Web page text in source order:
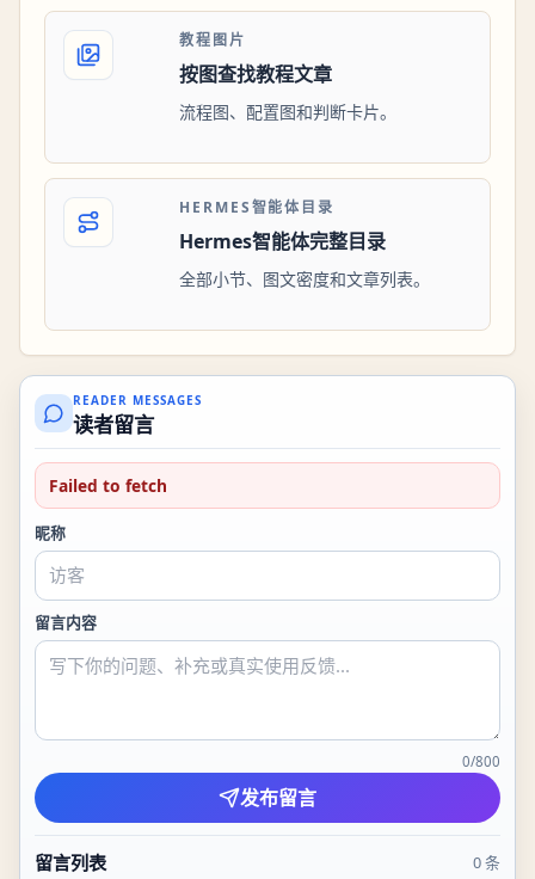
教程图片
按图查找教程文章
流程图、配置图和判断卡片。
HERMES智能体目录
Hermes智能体完整目录
全部小节、图文密度和文章列表。
READER MESSAGES
读者留言
Failed to fetch
昵称
留言内容
0/800
发布留言
留言列表 0条